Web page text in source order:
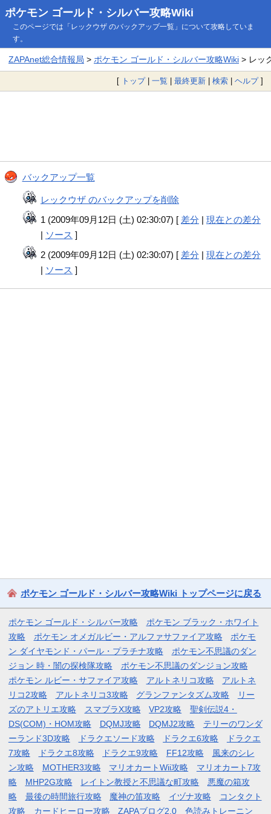
ポケモン ゴールド・シルバー攻略Wiki
このページでは「レックウザ のバックアップ一覧」について攻略していま
す。
ZAPAnet総合情報局 > ポケモン ゴールド・シルバー攻略Wiki> レッ
[ トップ| 一覧 | 最終更新 | 検索 | ヘルプ]
バックアップ一覧
レックウザ のバックアップを削除
1 (2009年09月12日 (土) 02:30:07) [ 差分 |現在との差分
| ソース ]
2 (2009年09月12日 (土) 02:30:07) [ 差分 |現在との差分
| ソース ]
ポケモン ゴールド・シルバー攻略Wiki トップページに戻る
ポケモン ゴールド・シルバー攻略
ポケモン ブラック・ホワイト
攻略
ポケモン オメガルビー・アルファサファイア攻略
ポケモ
ン ダイヤモンド・パール・プラチナ攻略
ポケモン不思議のダン
ジョン 時・闇の探検隊攻略
ポケモン不思議のダンジョン攻略
ポケモン ルビー・サファイア攻略
アルトネリコ攻略
アルトネ
リコ2攻略
アルトネリコ3攻略 グランファンタズム攻略
リー
ズのアトリエ攻略
スマブラX攻略 VP2攻略
聖剣伝説4・
DS(COM)・HOM攻略
DQMJ攻略 DQMJ2攻略
テリーのワンダ
ーランド3D攻略
ドラクエソード攻略 ドラクエ6攻略
ドラクエ
7攻略
ドラクエ8攻略 ドラクエ9攻略 FF12攻略
風来のシレ
ン攻略
MOTHER3攻略 マリオカートWii攻略
マリオカート7攻
略
MHP2G攻略 レイトン教授と不思議な町攻略
悪魔の箱攻
略
最後の時間旅行攻略 魔神の笛攻略 イヅナ攻略
コンタクト
攻略
カードヒーロー攻略 ZAPAブログ2.0 色読みトレーニン